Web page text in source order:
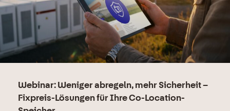
Webinar: Weniger abregeln, mehr Sicherheit –
Fixpreis-Lösungen für Ihre Co-Location-